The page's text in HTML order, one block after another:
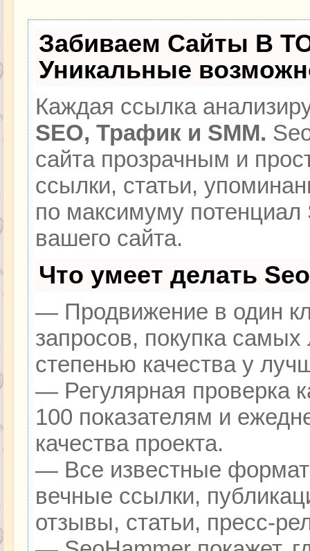
Забиваем Сайты В
Уникальные
Каждая ссылка
SEO, Трафик и SMM.
сайта прозрачным и
ссылки, статьи,
по максимуму
вашего сайта.
Что умеет делать
— Продвижение в один
запросов, покупка
степенью качества у
— Регулярная проверка
100 показателям и
качества проекта.
— Все известные
вечные ссылки,
отзывы, статьи, пресс-